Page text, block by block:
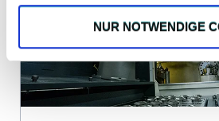
NUR NOTWENDIGE